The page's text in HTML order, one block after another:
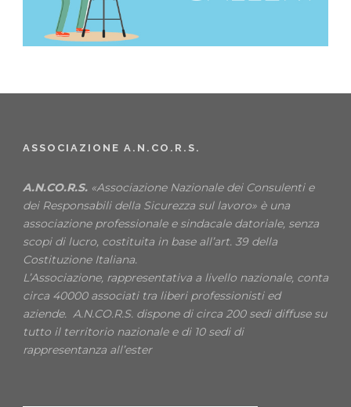
ASSOCIAZIONE A.N.CO.R.S.
A.N.CO.R.S. «Associazione Nazionale dei Consulenti e
dei Responsabili della Sicurezza sul lavoro» è una
associazione professionale e sindacale datoriale, senza
scopi di lucro, costituita in base all’art. 39 della
Costituzione Italiana.
L’Associazione, rappresentativa a livello nazionale, conta
circa 40000 associati tra liberi professionisti ed
aziende. A.N.CO.R.S. dispone di circa 200 sedi diffuse su
tutto il territorio nazionale e di 10 sedi di
rappresentanza all’ester